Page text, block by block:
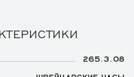
265.3.08